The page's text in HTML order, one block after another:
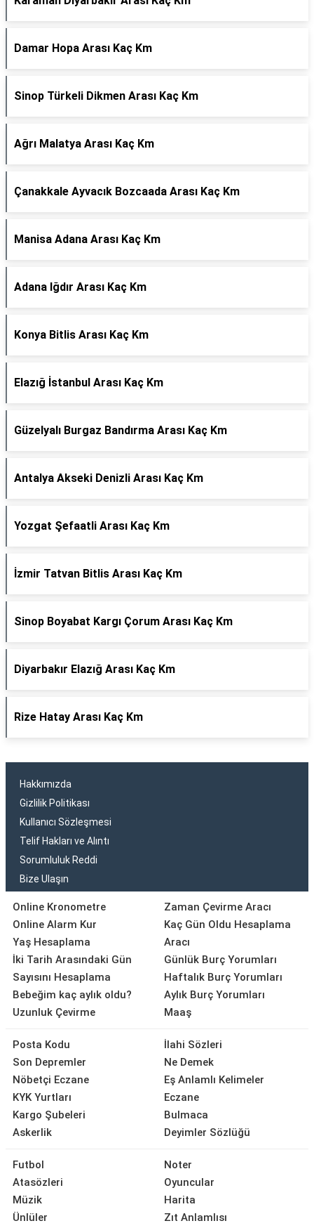
Damar Hopa Arası Kaç Km
Sinop Türkeli Dikmen Arası Kaç Km
Ağrı Malatya Arası Kaç Km
Çanakkale Ayvacık Bozcaada Arası Kaç Km
Manisa Adana Arası Kaç Km
Adana Iğdır Arası Kaç Km
Konya Bitlis Arası Kaç Km
Elazığ İstanbul Arası Kaç Km
Güzelyalı Burgaz Bandırma Arası Kaç Km
Antalya Akseki Denizli Arası Kaç Km
Yozgat Şefaatli Arası Kaç Km
İzmir Tatvan Bitlis Arası Kaç Km
Sinop Boyabat Kargı Çorum Arası Kaç Km
Diyarbakır Elazığ Arası Kaç Km
Rize Hatay Arası Kaç Km
Hakkımızda
Gizlilik Politikası
Kullanıcı Sözleşmesi
Telif Hakları ve Alıntı
Sorumluluk Reddi
Bize Ulaşın
Online Kronometre
Online Alarm Kur
Yaş Hesaplama
İki Tarih Arasındaki Gün
Sayısını Hesaplama
Bebeğim kaç aylık oldu?
Uzunluk Çevirme
Zaman Çevirme Aracı
Kaç Gün Oldu Hesaplama
Aracı
Günlük Burç Yorumları
Haftalık Burç Yorumları
Aylık Burç Yorumları
Maaş
Posta Kodu
Son Depremler
Nöbetçi Eczane
KYK Yurtları
Kargo Şubeleri
Askerlik
İlahi Sözleri
Ne Demek
Eş Anlamlı Kelimeler
Eczane
Bulmaca
Deyimler Sözlüğü
Futbol
Atasözleri
Müzik
Ünlüler
Noter
Oyuncular
Harita
Zıt Anlamlısı